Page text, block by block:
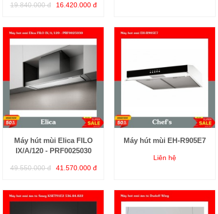
19.840.000 đ 16.420.000 đ
Máy hút mùi Elica FILO
IX/A/120 - PRF0025030
49.550.000 đ 41.570.000 đ
Máy hút mùi EH-R905E7
Liên hệ